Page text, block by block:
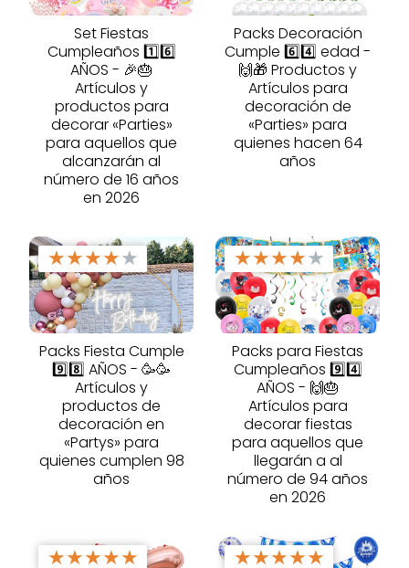
Set Fiestas
Cumpleaños 1️⃣6️⃣
AÑOS - 🎉🎂
Artículos y
productos para
decorar «Parties»
para aquellos que
alcanzarán al
número de 16 años
en 2026
Packs Decoración
Cumple 6️⃣4️⃣ edad -
🙌🎁 Productos y
Artículos para
decoración de
«Parties» para
quienes hacen 64
años
★★★★★
Packs Fiesta Cumple
9️⃣8️⃣ AÑOS - 🥳🥳
Artículos y
productos de
decoración en
«Partys» para
quienes cumplen 98
años
★★★★★
Packs para Fiestas
Cumpleaños 9️⃣4️⃣
AÑOS - 🙌🎂
Artículos para
decorar fiestas
para aquellos que
llegarán a al
número de 94 años
en 2026
★★★★★ ★★★★★